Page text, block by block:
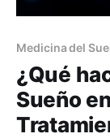
Medicina del
¿Qué
Sueño